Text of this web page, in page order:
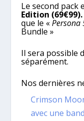
Le second pack
Edition
que le «Persona
Bundle »
Il sera possible
séparément.
Nos dernières
Crimson
avec une